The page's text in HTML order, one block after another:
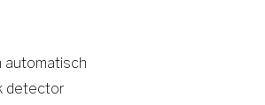
automatisch
detector